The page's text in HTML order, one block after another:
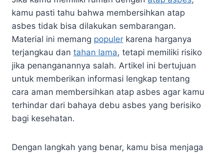
kamu pasti tahu bahwa membersihkan atap
asbes tidak bisa dilakukan sembarangan.
Material ini memang populer karena harganya
terjangkau dan tahan lama, tetapi memiliki risiko
jika penanganannya salah. Artikel ini bertujuan
untuk memberikan informasi lengkap tentang
cara aman membersihkan atap asbes agar kamu
terhindar dari bahaya debu asbes yang berisiko
bagi kesehatan.
Dengan langkah yang benar, kamu bisa menjaga